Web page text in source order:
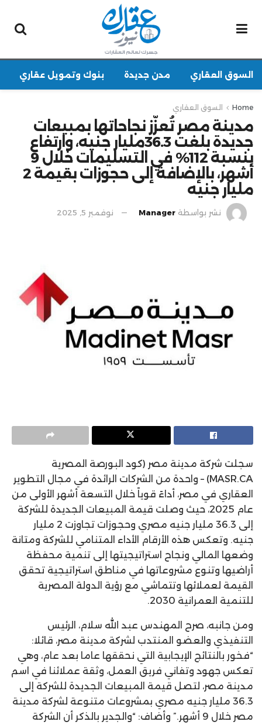
السوق العقاري مدن جديدة بنوك وتمويل عقاري
Home السوق العقاري
مدينة مصر تُعزّز نجاحاتها بمبيعات
جديدة بلغت 36.3مليار جنيه، وارتفاع
بنسبة 112% في التسليمات خلال 9
أشهر، بالإضافة إلى حجوزات بقيمة 2
مليار جنيه
نشر بواسطة Manager نوفمبر 5, 2025
سجلت شركة مدينة مصر (كود البورصة المصرية
MASR.CA) – واحدة من الشركات الرائدة في مجال التطوير
العقاري في مصر، أداءً قوياً خلال التسعة أشهر الأولى من
عام 2025، حيث وصلت قيمة المبيعات الجديدة للشركة
إلى 36.3 مليار جنيه مصري وحجوزات تجاوزت 2 مليار
جنيه. وتعكس هذه الأرقام الأداء المتنامي للشركة ومتانة
وضعها المالي ونجاح استراتيجيتها إلى تنمية محفظة
أراضيها وتنوع مشروعاتها في مناطق استراتيجية تحقق
القيمة لعملائها وتتماشي مع رؤية الدولة المصرية
للتنمية العمرانية 2030.
ومن جانبه، صرح المهندس عبد الله سلام، الرئيس
التنفيذي والعضو المنتدب لشركة مدينة مصر، قائلا:
“فخور بالنتائج الإيجابية التي نحققها عاما بعد عام، وهي
تعكس جهود وتفاني فريق العمل، وثقة عملائنا في اسم
مدينة مصر، لتصل قيمة المبيعات الجديدة للشركة إلى
36.3 مليار جنيه مصري بمشروعات متنوعة لشركة مدينة
مصر خلال 9 أشهر.” وأضاف: “والجدير بالذكر أن الشركة